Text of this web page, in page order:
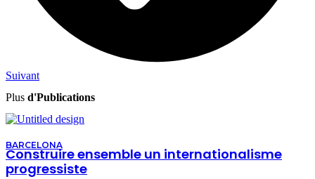
Suivant
Plus d'Publications
BARCELONA
Construire ensemble un internationalisme
progressiste